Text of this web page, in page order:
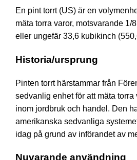
En pint torrt (US) är en
mäta torra varor, motsvarande 1/
eller ungefär 33,6 kubikinch
Historia/ursprung
Pinten torrt härstammar från
sedvanlig enhet för att mäta torra
inom jordbruk och handel. Den
amerikanska sedvanliga
idag på grund av införandet av
Nuvarande användning